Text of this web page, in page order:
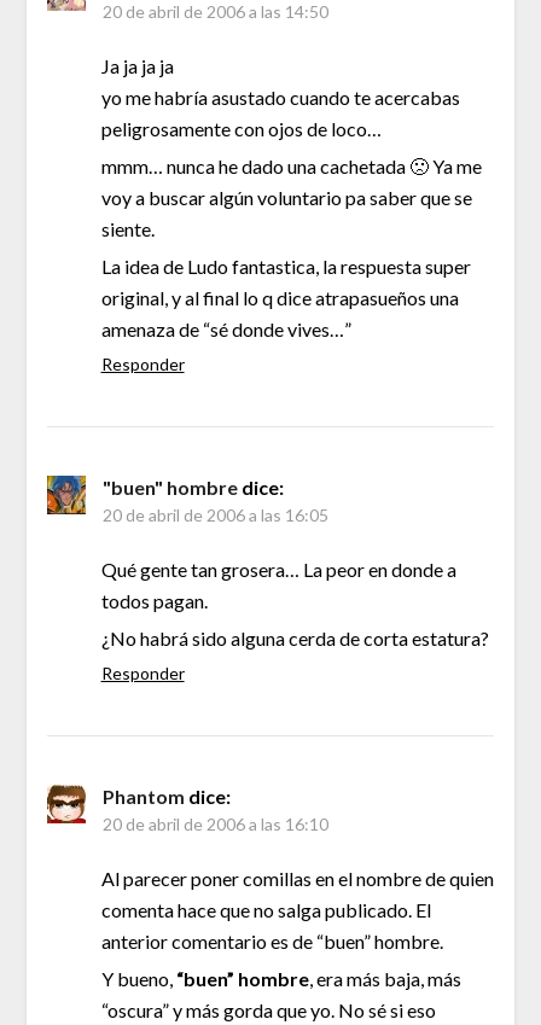
20 de abril de 2006 a las 14:50
Ja ja ja ja
yo me habría asustado cuando te acercabas
peligrosamente con ojos de loco…
mmm… nunca he dado una cachetada 🙁 Ya me
voy a buscar algún voluntario pa saber que se
siente.
La idea de Ludo fantastica, la respuesta super
original, y al final lo q dice atrapasueños una
amenaza de “sé donde vives…”
Responder
"buen" hombre dice:
20 de abril de 2006 a las 16:05
Qué gente tan grosera… La peor en donde a
todos pagan.
¿No habrá sido alguna cerda de corta estatura?
Responder
Phantom dice:
20 de abril de 2006 a las 16:10
Al parecer poner comillas en el nombre de quien
comenta hace que no salga publicado. El
anterior comentario es de “buen” hombre.
Y bueno, “buen” hombre, era más baja, más
“oscura” y más gorda que yo. No sé si eso